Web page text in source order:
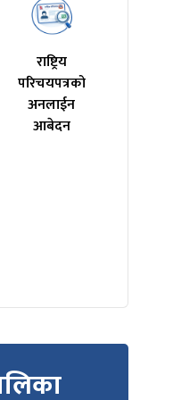
राष्ट्रिय
परिचयपत्रको
अनलाईन
आबेदन